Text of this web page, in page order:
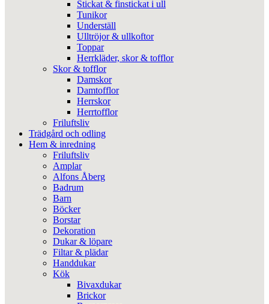
Stickat & finstickat i ull
Tunikor
Underställ
Ulltröjor & ullkoftor
Toppar
Herrkläder, skor & tofflor
Skor & tofflor
Damskor
Damtofflor
Herrskor
Herrtofflor
Friluftsliv
Trädgård och odling
Hem & inredning
Friluftsliv
Amplar
Alfons Åberg
Badrum
Barn
Böcker
Borstar
Dekoration
Dukar & löpare
Filtar & plädar
Handdukar
Kök
Bivaxdukar
Brickor